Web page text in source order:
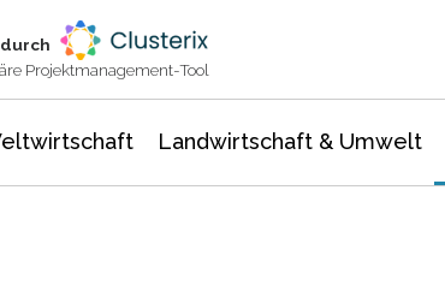
Projektmanagement-Tool
Landwirtschaft & Umwelt